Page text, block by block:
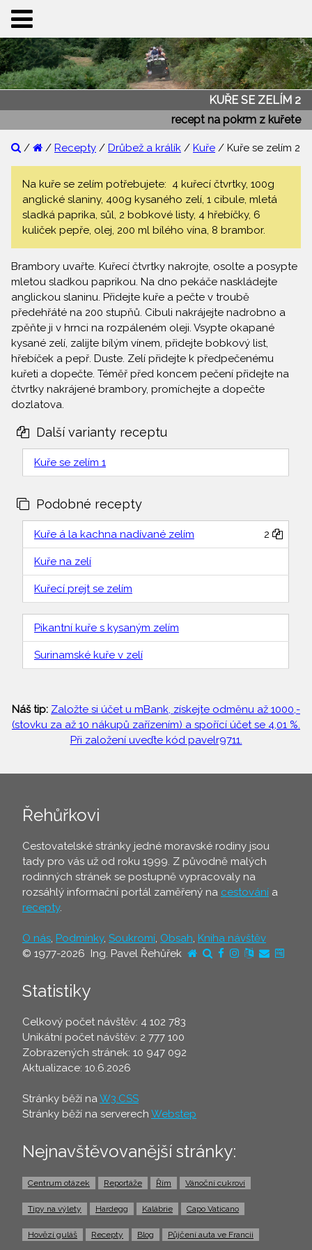
KUŘE SE ZELÍM 2
recept na pokrm z kuřete
/ / Recepty / Drůbež a králík / Kuře / Kuře se zelím 2
Na kuře se zelím potřebujete: 4 kuřecí čtvrtky, 100g
anglické slaniny, 400g kysaného zelí, 1 cibule, mletá
sladká paprika, sůl, 2 bobkové listy, 4 hřebíčky, 6
kuliček pepře, olej, 200 ml bílého vína, 8 brambor.
Brambory uvařte. Kuřecí čtvrtky nakrojte, osolte a posypte
mletou sladkou paprikou. Na dno pekáče naskládejte
anglickou slaninu. Přidejte kuře a pečte v troubě
předehřáté na 200 stupňů. Cibuli nakrájejte nadrobno a
zpěňte ji v hrnci na rozpáleném oleji. Vsypte okapané
kysané zelí, zalijte bílým vínem, přidejte bobkový list,
hřebíček a pepř. Duste. Zelí přidejte k předpečenému
kuřeti a dopečte. Téměř před koncem pečení přidejte na
čtvrtky nakrájené brambory, promíchejte a dopečte
dozlatova.
Další varianty receptu
Kuře se zelím 1
Podobné recepty
Kuře á la kachna nadívané zelím 2
Kuře na zelí
Kuřecí prejt se zelím
Pikantní kuře s kysaným zelím
Surinamské kuře v zelí
Náš tip: Založte si účet u mBank, získejte odměnu až 1000,-
(stovku za až 10 nákupů zařízením) a spořící účet se 4,01 %.
Při založení uveďte kód pavelr9711.
Řehůřkovi
Cestovatelské stránky jedné moravské rodiny jsou
tady pro vás už od roku 1999. Z původně malých
rodinných stránek se postupně vypracovaly na
rozsáhlý informační portál zaměřený na cestování a
recepty.
O nás, Podmínky, Soukromí, Obsah, Kniha návštěv
© 1977-2026 Ing. Pavel Řehůřek
Statistiky
Celkový počet návštěv: 4 102 783
Unikátní počet návštěv: 2 777 100
Zobrazených stránek: 10 947 092
Aktualizace: 10.6.2026
Stránky běží naW3.CSS
Stránky běží na serverech Webstep
Nejnavštěvovanější stránky:
Centrum otázek Reportáže Řím Vánoční cukroví
Tipy na výlety Hardegg Kalábrie Capo Vaticano
Hovězí guláš Recepty Blog Půjčení auta ve Francii